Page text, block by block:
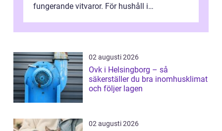
fungerande vitvaror. För hushåll i
vitvaruservice en...
02 augusti 2026
Ovk i Helsingborg – så
säkerställer du bra inomhusklimat
och följer lagen
02 augusti 2026